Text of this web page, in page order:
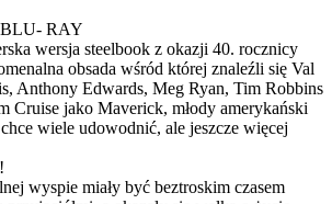
BLU- RAY
wersja steelbook z okazji 40. rocznicy
obsada wśród której znaleźli się Val
Anthony Edwards, Meg Ryan, Tim Robbins
Cruise jako Maverick, młody amerykański
wiele udowodnić, ale jeszcze więcej
wyspie miały być beztroskim czasem